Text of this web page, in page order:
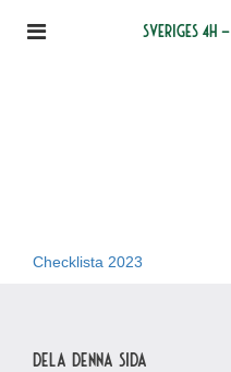
Sveriges 4H
Checklista 2023
Dela denna sida